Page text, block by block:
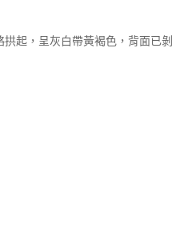
起，呈灰白帶黃褐色，背面已剝